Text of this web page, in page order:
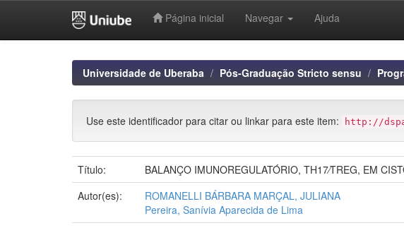
Página inicial Navegar Ajuda
Universidade de Uberaba Pós-Graduação Stricto sensu
Use este identificador para citar ou linkar para este item: http://
Título:
BALANÇO IMUNOREGULATÓRIO, TH17⁄TREG, EM
Autor(es):
ROMANELLI BÁRBARA MARÇAL, JULIANA
Pereira, Sanívia Aparecida de Lima